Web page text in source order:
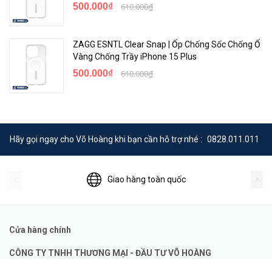
500.000₫ 610.000₫
ZAGG ESNTL Clear Snap | Ốp Chống Sốc Chống Ố
Vàng Chống Trầy iPhone 15 Plus
500.000₫ 610.000₫
Hãy gọi ngay cho Võ Hoàng khi bạn cần hỗ trợ nhé : 0828.011.011
Giao hàng toàn quốc
Cửa hàng chính
CÔNG TY TNHH THƯƠNG MẠI - ĐẦU TƯ VÕ HOÀNG